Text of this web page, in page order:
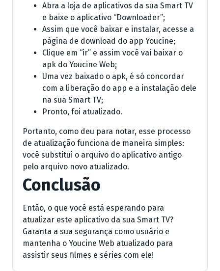
Abra a loja de aplicativos da sua Smart TV
e baixe o aplicativo “Downloader”;
Assim que você baixar e instalar, acesse a
página de download do app Youcine;
Clique em “ir” e assim você vai baixar o
apk do Youcine Web;
Uma vez baixado o apk, é só concordar
com a liberação do app e a instalação dele
na sua Smart TV;
Pronto, foi atualizado.
Portanto, como deu para notar, esse processo
de atualização funciona de maneira simples:
você substitui o arquivo do aplicativo antigo
pelo arquivo novo atualizado.
Conclusão
Então, o que você está esperando para
atualizar este aplicativo da sua Smart TV?
Garanta a sua segurança como usuário e
mantenha o Youcine Web atualizado para
assistir seus filmes e séries com ele!